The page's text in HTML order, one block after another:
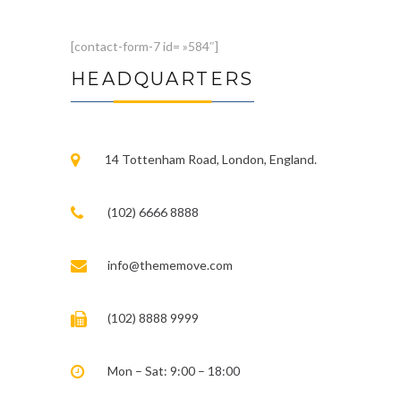
[contact-form-7 id= »584″]
HEADQUARTERS
14 Tottenham Road, London, England.
(102) 6666 8888
info@thememove.com
(102) 8888 9999
Mon – Sat: 9:00 – 18:00